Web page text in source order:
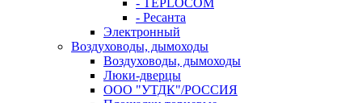
- TEPLOCOM
- Ресанта
Электронный
Воздуховоды, дымоходы
Воздуховоды, дымоходы
Люки-дверцы
ООО "УТДК"/РОССИЯ